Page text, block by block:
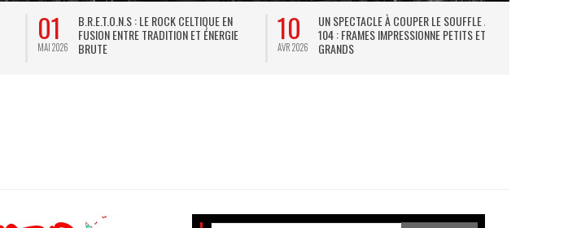
01
MAI 2026
B.R.E.T.O.N.S : LE ROCK CELTIQUE EN
FUSION ENTRE TRADITION ET ÉNERGIE
BRUTE
10
AVR 2026
UN SPECTACLE À COUPER LE SOUFFLE AU
104 : FRAMES IMPRESSIONNE PETITS ET
GRANDS